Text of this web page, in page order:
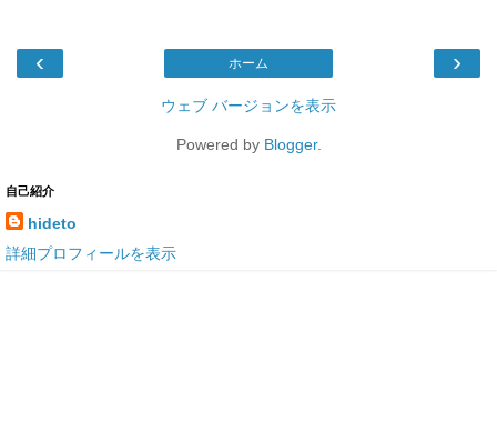
‹ ›
ホーム
ウェブ バージョンを表示
Powered by Blogger.
自己紹介
hideto
詳細プロフィールを表示